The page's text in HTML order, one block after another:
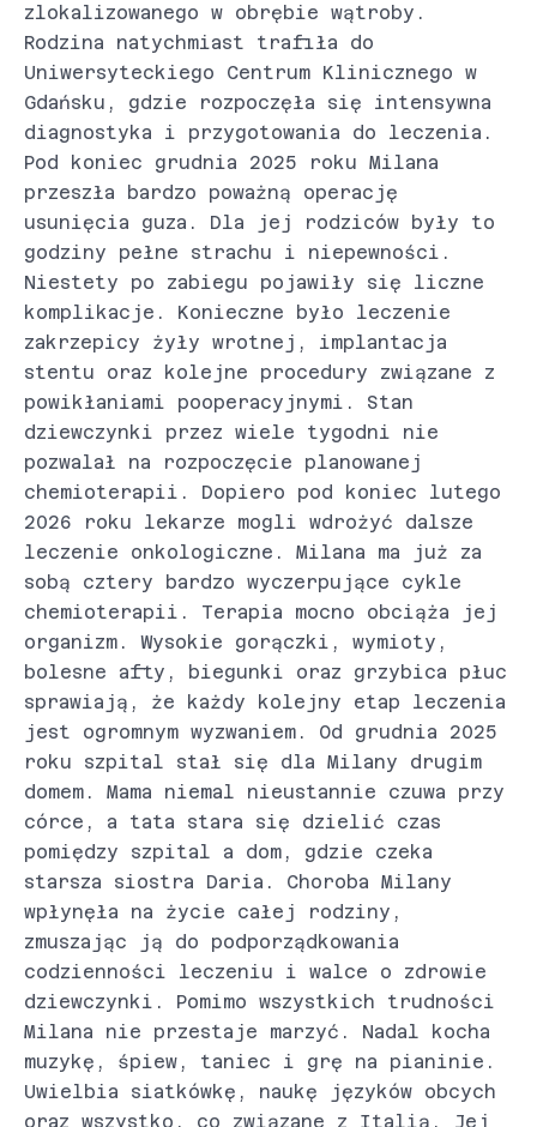
zlokalizowanego w obrębie wątroby.
Rodzina natychmiast trafiła do
Uniwersyteckiego Centrum Klinicznego w
Gdańsku, gdzie rozpoczęła się intensywna
diagnostyka i przygotowania do leczenia.
Pod koniec grudnia 2025 roku Milana
przeszła bardzo poważną operację
usunięcia guza. Dla jej rodziców były to
godziny pełne strachu i niepewności.
Niestety po zabiegu pojawiły się liczne
komplikacje. Konieczne było leczenie
zakrzepicy żyły wrotnej, implantacja
stentu oraz kolejne procedury związane z
powikłaniami pooperacyjnymi. Stan
dziewczynki przez wiele tygodni nie
pozwalał na rozpoczęcie planowanej
chemioterapii. Dopiero pod koniec lutego
2026 roku lekarze mogli wdrożyć dalsze
leczenie onkologiczne. Milana ma już za
sobą cztery bardzo wyczerpujące cykle
chemioterapii. Terapia mocno obciąża jej
organizm. Wysokie gorączki, wymioty,
bolesne afty, biegunki oraz grzybica płuc
sprawiają, że każdy kolejny etap leczenia
jest ogromnym wyzwaniem. Od grudnia 2025
roku szpital stał się dla Milany drugim
domem. Mama niemal nieustannie czuwa przy
córce, a tata stara się dzielić czas
pomiędzy szpital a dom, gdzie czeka
starsza siostra Daria. Choroba Milany
wpłynęła na życie całej rodziny,
zmuszając ją do podporządkowania
codzienności leczeniu i walce o zdrowie
dziewczynki. Pomimo wszystkich trudności
Milana nie przestaje marzyć. Nadal kocha
muzykę, śpiew, taniec i grę na pianinie.
Uwielbia siatkówkę, naukę języków obcych
oraz wszystko, co związane z Italią. Jej